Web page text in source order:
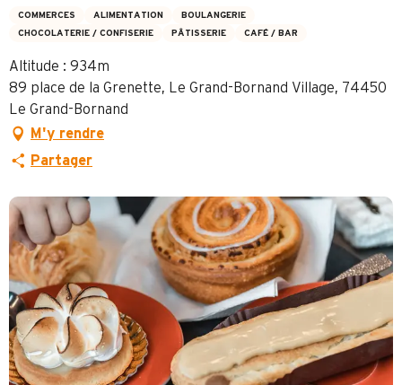
COMMERCES ALIMENTATION
BOULANGERIE
CHOCOLATERIE / CONFISERIE
PÂTISSERIE CAFÉ / BAR
Altitude : 934m
89 place de la Grenette, Le Grand-Bornand Village, 74450
Le Grand-Bornand
M'y rendre
Partager